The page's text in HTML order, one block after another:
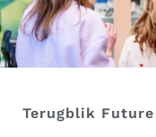
Terugblik